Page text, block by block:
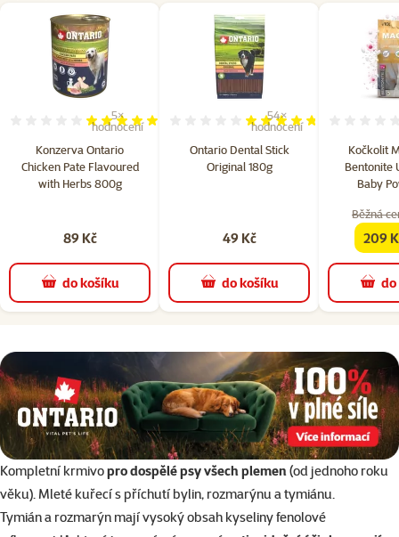
Konzerva Ontario
Chicken Pate Flavoured
with Herbs 800g
Hodnocení 96%, počet hodnocení: 5
5×
hodnocení
89 Kč
do košíku
Ontario Dental Stick
Original 180g
Hodnocení 94%, počet
54×
hodnocení
49 Kč
do košíku
Kočkolit
Bentonite
Baby
Běžná
family
209
superzoo.product.detail.content
Kompletní krmivopro dospělé psy všech plemen (od jednoho roku
věku). Mleté kuřecí s příchutí bylin, rozmarýnu a tymiánu.
Tymián a rozmarýn mají vysoký obsah kyseliny fenolové